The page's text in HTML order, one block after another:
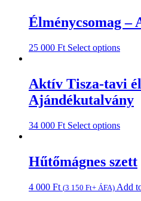
Élménycsomag –
25 000 Ft Select options
Aktív Tisza-tavi
Ajándékutalvány
34 000 Ft Select options
Hűtőmágnes szett
4 000 Ft (3 150 Ft+ ÁFA) Add